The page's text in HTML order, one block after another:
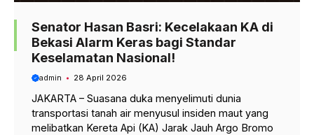
Senator Hasan Basri: Kecelakaan KA di
Bekasi Alarm Keras bagi Standar
Keselamatan Nasional!
admin 28 April 2026
JAKARTA – Suasana duka menyelimuti dunia
transportasi tanah air menyusul insiden maut yang
melibatkan Kereta Api (KA) Jarak Jauh Argo Bromo